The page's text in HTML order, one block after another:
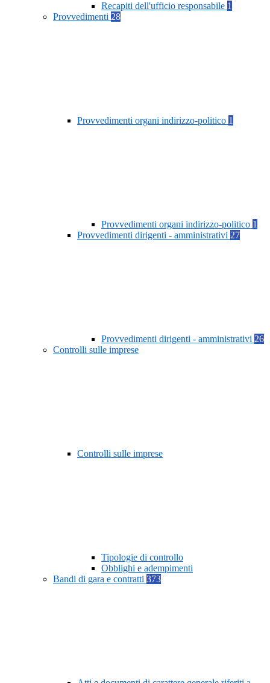
Recapiti dell'ufficio responsabile 1
Provvedimenti 28
Provvedimenti organi indirizzo-politico 1
Provvedimenti organi indirizzo-politico 1
Provvedimenti dirigenti - amministrativi 27
Provvedimenti dirigenti - amministrativi 26
Controlli sulle imprese
Controlli sulle imprese
Tipologie di controllo
Obblighi e adempimenti
Bandi di gara e contratti 373